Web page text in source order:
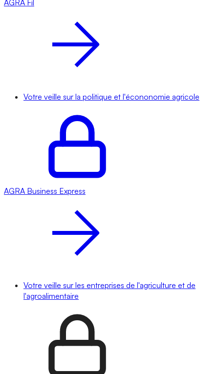
AGRA Fil
Votre veille sur la politique et l'écononomie agricole
AGRA Business Express
Votre veille sur les entreprises de l'agriculture et de
l'agroalimentaire